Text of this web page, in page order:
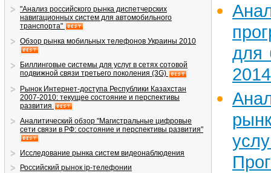
"Анализ российского рынка диспетчерских
навигационных систем для автомобильного
транспорта"
Обзор рынка мобильных телефонов Украины 2010
Биллинговые системы для услуг в сетях сотовой
подвижной связи третьего поколения (3G)
Рынок Интернет-доступа Республики Казахстан
2007-2010: текущее состояние и перспективы
развития
Аналитический обзор "Магистральные цифровые
сети связи в РФ: состояние и перспективы развития"
Исследование рынка систем видеонаблюдения
Российский рынок ip-телефонии
для
2014